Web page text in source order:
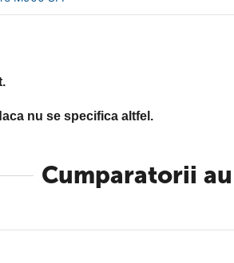
nu se specifica altfel.
Cumparatorii